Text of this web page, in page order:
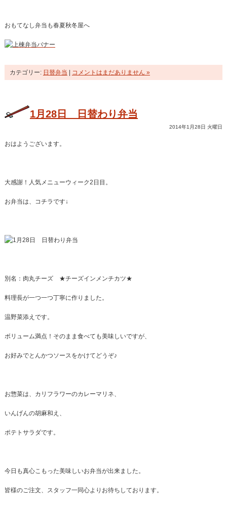
おもてなし弁当も春夏秋冬屋へ
カテゴリー: 日替弁当 コメントはまだありません »
1月28日 日替わり弁当
2014年1月28日 火曜日
おはようございます。
大感謝！人気メニューウィーク2日目。
お弁当は、コチラです↓
別名：肉丸チーズ ★チーズインメンチカツ★
料理長が一つ一つ丁寧に作りました。
温野菜添えです。
ボリューム満点！そのまま食べても美味しいですが、
お好みでとんかつソースをかけてどうぞ♪
お惣菜は、カリフラワーのカレーマリネ、
いんげんの胡麻和え、
ポテトサラダです。
今日も真心こもった美味しいお弁当が出来ました。
皆様のご注文、スタッフ一同心よりお待ちしております。